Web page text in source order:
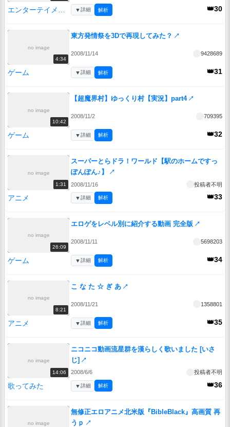
エンターテイメント 👑30
▼詳細 解析
no image
4:34
東方発情祭を3Dで再現してみた？ ↗
2008/11/14 9428689
ゲーム 👑31
▼詳細 解析
no image
10:42
【超魔界村】ゆっくり村【実況】part4 ↗
2008/11/2 709395
ゲーム 👑32
▼詳細 解析
no image
1:31
スーパーとらドラ！ワールド【駅のホームですっ
ぽんぽん♪】
↗
2008/11/16 投稿者不明
アニメ 👑33
▼詳細 解析
no image
26:09
エロゲをレベル別に紹介する動画 完全版 ↗
2008/11/11 5698203
ゲーム 👑34
▼詳細 解析
no image
8:21
こ な た ☆ ぎ あ ↗
2008/11/21 1358801
アニメ 👑35
▼詳細 解析
no image
14:06
ニコニコ動画流星群を漢らしく歌いました [いさ
じ] ↗
2008/6/6 投稿者不明
歌ってみた 👑36
▼詳細 解析
no image
無修正エロアニメ北米版『BibleBlack』高画質 再
うｐ ↗